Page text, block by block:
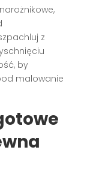
z
by
malowanie